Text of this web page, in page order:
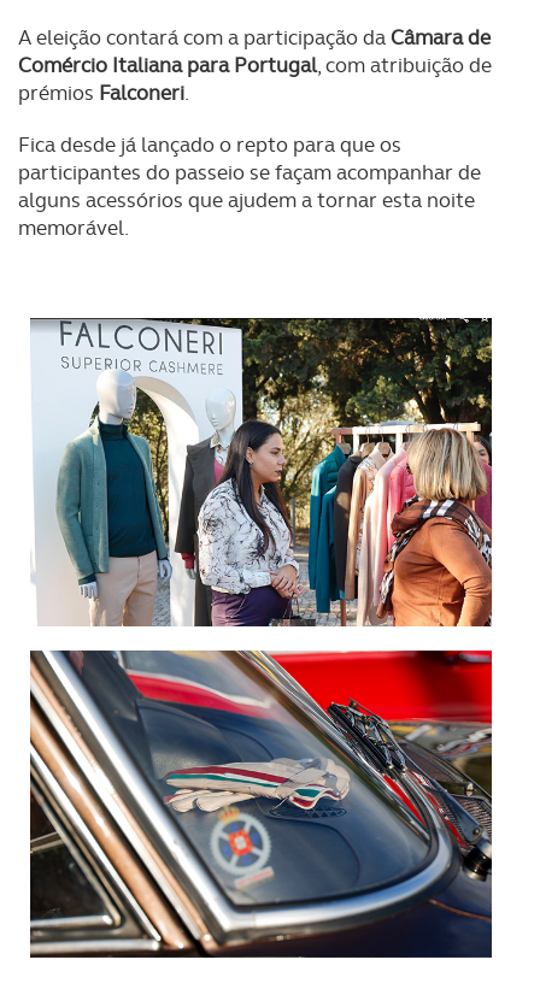
A eleição contará com a participação daCâmara de
Comércio Italiana para Portugal, com atribuição de
prémios Falconeri.
Fica desde já lançado o repto para que os
participantes do passeio se façam acompanhar de
alguns acessórios que ajudem a tornar esta noite
memorável.